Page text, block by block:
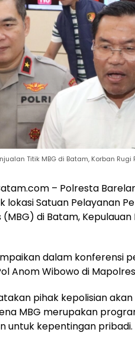
Titik MBG di Batam, Korban
– Polresta
lokasi Satuan Pelayanan
(MBG) di Batam,
dalam konferensi
Anom Wibowo di
pihak kepolisian
MBG merupakan
untuk kepentingan pribadi.